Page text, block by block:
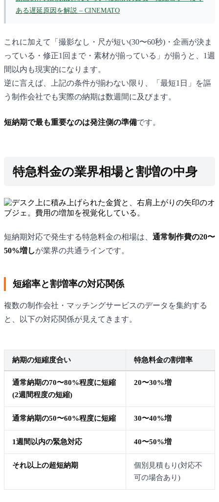
ある遅延原因を解説 – CINEMATO
これに加えて「撮影なし・尺が短い(30〜60秒)・企画が決ま
っている・修正1回まで・素材が揃っている」が揃うと、1週
間以内も現実的になります。
逆に言えば、上記の条件が揃わない限り、「最短1日」を謳
う制作会社でも実際の納期は数週間に及びます。
短納期で最も重要なのは発注側の準備です。
特急料金の業界相場と割増の中身
短納期対応で発生する特急料金の相場は、 通常制作費の20〜
50%増しが業界の共通ラインです。
短縮率と割増率の対応関係
複数の制作会社・マッチングサービスのデータを集約する
と、以下の対応関係が見えてきます。
納期の短縮度合い 特急料金の割増率
通常納期の70〜80%程度に短縮
(2週間程度の短縮)
20〜30%増
通常納期の50〜60%程度に短縮 30〜40%増
1週間以内の緊急対応 40〜50%増
それ以上の超短納期
個別見積もり(対応不
可の場合あり)